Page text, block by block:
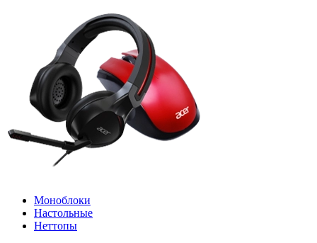
Моноблоки
Настольные
Неттопы